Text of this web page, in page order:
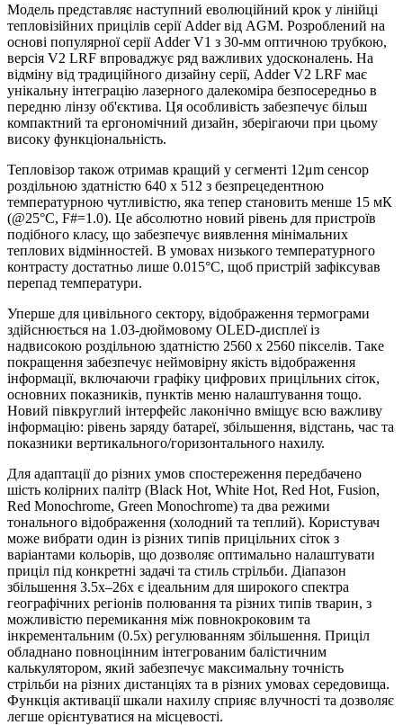
Модель представляє наступний еволюційний крок у лінійці
тепловізійних прицілів серії Adder від AGM. Розроблений на
основі популярної серії Adder V1 з 30-мм оптичною трубкою,
версія V2 LRF впроваджує ряд важливих удосконалень. На
відміну від традиційного дизайну серії, Adder V2 LRF має
унікальну інтеграцію лазерного далекоміра безпосередньо в
передню лінзу об'єктива. Ця особливість забезпечує більш
компактний та ергономічний дизайн, зберігаючи при цьому
високу функціональність.
Тепловізор також отримав кращий у сегменті 12μm сенсор
роздільною здатністю 640 x 512 з безпрецедентною
температурною чутливістю, яка тепер становить менше 15 мК
(@25°C, F#=1.0). Це абсолютно новий рівень для пристроїв
подібного класу, що забезпечує виявлення мінімальних
теплових відмінностей. В умовах низького температурного
контрасту достатньо лише 0.015°C, щоб пристрій зафіксував
перепад температури.
Уперше для цивільного сектору, відображення термограми
здійснюється на 1.03-дюймовому OLED-дисплеї із
надвисокою роздільною здатністю 2560 x 2560 пікселів. Таке
покращення забезпечує неймовірну якість відображення
інформації, включаючи графіку цифрових прицільних сіток,
основних показників, пунктів меню налаштування тощо.
Новий півкруглий інтерфейс лаконічно вміщує всю важливу
інформацію: рівень заряду батареї, збільшення, відстань, час та
показники вертикального/горизонтального нахилу.
Для адаптації до різних умов спостереження передбачено
шість колірних палітр (Black Hot, White Hot, Red Hot, Fusion,
Red Monochrome, Green Monochrome) та два режими
тонального відображення (холодний та теплий). Користувач
може вибрати один із різних типів прицільних сіток з
варіантами кольорів, що дозволяє оптимально налаштувати
приціл під конкретні задачі та стиль стрільби. Діапазон
збільшення 3.5x–26x є ідеальним для широкого спектра
географічних регіонів полювання та різних типів тварин, з
можливістю перемикання між повнокроковим та
інкрементальним (0.5x) регулюванням збільшення. Приціл
обладнано повноцінним інтегрованим балістичним
калькулятором, який забезпечує максимальну точність
стрільби на різних дистанціях та в різних умовах середовища.
Функція активації шкали нахилу сприяє влучності та дозволяє
легше орієнтуватися на місцевості.